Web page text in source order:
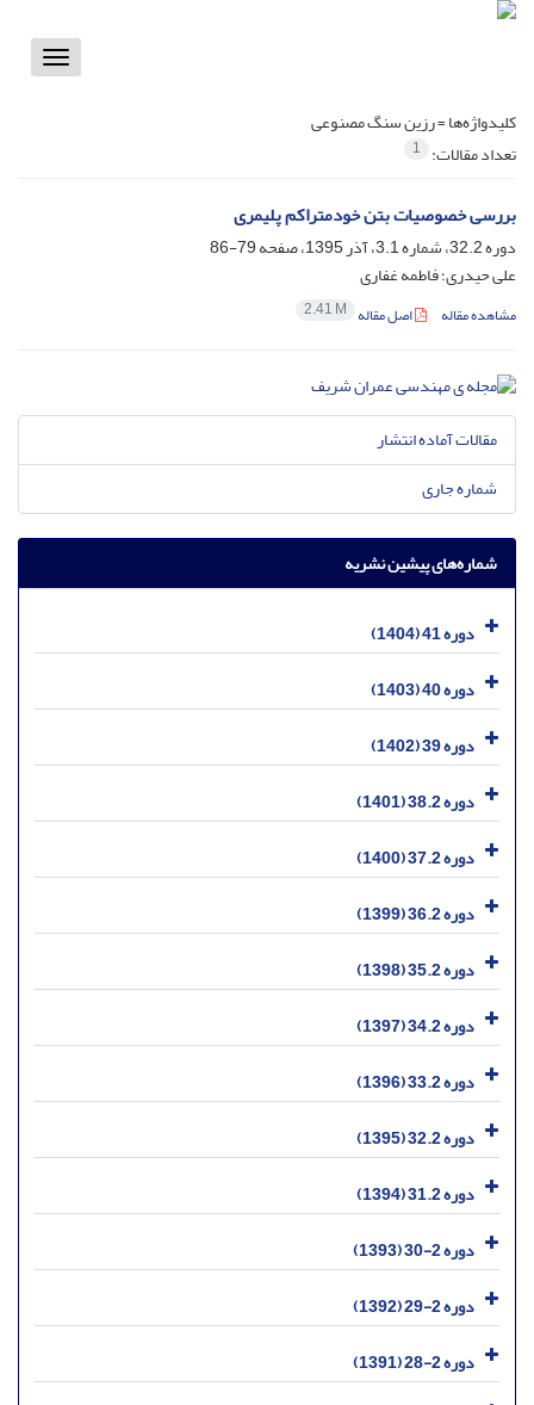
Toggle
کلیدواژه‌ها =رزین سنگ مصنوعی
تعداد مقالات: 1
بررسی خصوصیات بتن خودمتراکم پلیمری
دوره 32.2، شماره 3.1، آذر 1395، صفحه
79-86
علی حیدری؛ فاطمه غفاری
مشاهده مقاله اصل مقاله 2.41 M
مقالات آماده انتشار
شماره جاری
شماره‌های پیشین نشریه
دوره 41 (1404)
دوره 40 (1403)
دوره 39 (1402)
دوره 38.2 (1401)
دوره 37.2 (1400)
دوره 36.2 (1399)
دوره 35.2 (1398)
دوره 34.2 (1397)
دوره 33.2 (1396)
دوره 32.2 (1395)
دوره 31.2 (1394)
دوره 2-30 (1393)
دوره 2-29 (1392)
دوره 2-28 (1391)